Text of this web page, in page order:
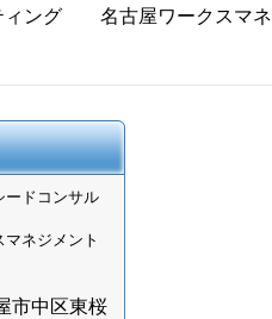
ィング 名古屋ワークスマネ
ードコンサル
ネジメント
市中区東桜